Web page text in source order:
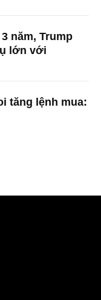
năm, Trump
lớn với
tăng lệnh mua: